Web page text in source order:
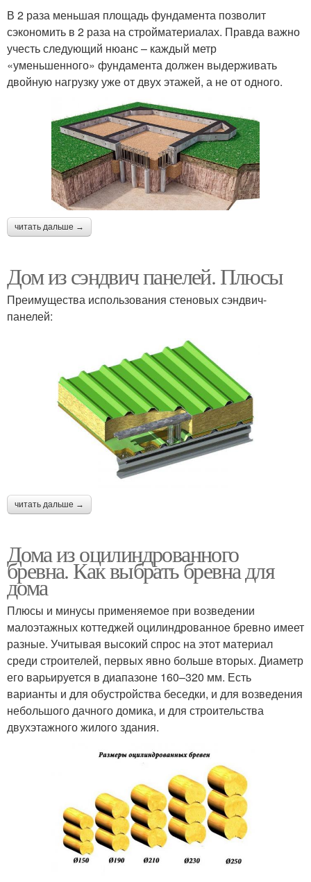
В 2 раза меньшая площадь фундамента позволит
сэкономить в 2 раза на стройматериалах. Правда важно
учесть следующий нюанс – каждый метр
«уменьшенного» фундамента должен выдерживать
двойную нагрузку уже от двух этажей, а не от одного.
читать дальше →
Дом из сэндвич панелей. Плюсы
Преимущества использования стеновых сэндвич-
панелей:
читать дальше →
Дома из оцилиндрованного
бревна. Как выбрать бревна для
дома
Плюсы и минусы применяемое при возведении
малоэтажных коттеджей оцилиндрованное бревно имеет
разные. Учитывая высокий спрос на этот материал
среди строителей, первых явно больше вторых. Диаметр
его варьируется в диапазоне 160–320 мм. Есть
варианты и для обустройства беседки, и для возведения
небольшого дачного домика, и для строительства
двухэтажного жилого здания.